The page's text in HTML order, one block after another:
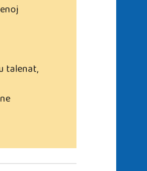
talenat,